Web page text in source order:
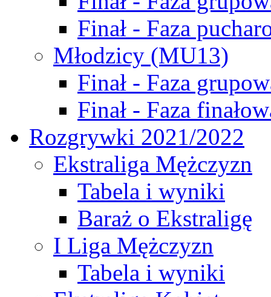
Finał - Faza
Młodzicy (MU13)
Finał - Faza
Finał - Faza
Rozgrywki 2021/2022
Ekstraliga Mężczyzn
Tabela i wyniki
Baraż o Ekstraligę
I Liga Mężczyzn
Tabela i wyniki